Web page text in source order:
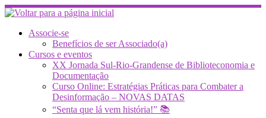
Skip
to
contentAssocie-se
Benefícios de ser Associado(a)
Cursos e eventos
XX Jornada Sul-Rio-Grandense de Biblioteconomia e
Documentação
Curso Online: Estratégias Práticas para Combater a
Desinformação – NOVAS DATAS
“Senta que lá vem história!” 📚